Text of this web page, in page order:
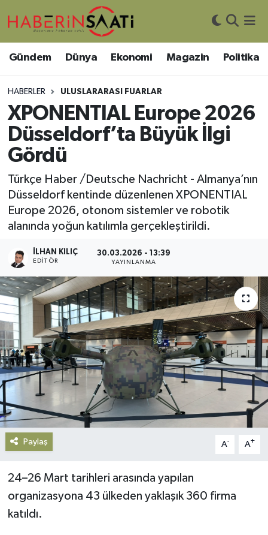
Gündem Dünya Ekonomi Magazin Politika
HABERLER ULUSLARARASI FUARLAR
XPONENTIAL Europe 2026
Düsseldorf’ta Büyük İlgi
Gördü
Türkçe Haber /Deutsche Nachricht - Almanya’nın
Düsseldorf kentinde düzenlenen XPONENTIAL
Europe 2026, otonom sistemler ve robotik
alanında yoğun katılımla gerçekleştirildi.
İLHAN KILIÇ
EDITÖR
30.03.2026 - 13:39
YAYINLANMA
Paylaş A- A+
24–26 Mart tarihleri arasında yapılan
organizasyona 43 ülkeden yaklaşık 360 firma
katıldı.
Asayiş
Bilim ve Teknoloji
Çevre
DIŞ HABER
Eğitim
Ekonomi
Genel
Gündem
Haberde İnsan
Kültür-Sanat
Magazin
Podcast
Politika
Sağlık
Siyaset
Nöbetçi Eczaneler
Hava Durumu
Trafik Durumu
Süper Lig Puan Durumu ve Fikstür
Son Dakika Haberleri
Haber Arşivi